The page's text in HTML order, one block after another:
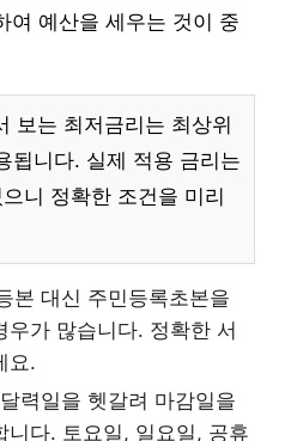
여 예산을 세우는 것이 중
보는 최저금리는 최상위
됩니다. 실제 적용 금리는
니 정확한 조건을 미리
본 대신 주민등록초본을
우가 많습니다. 정확한 서
요.
력일을 헷갈려 마감일을
니다. 토요일, 일요일, 공휴